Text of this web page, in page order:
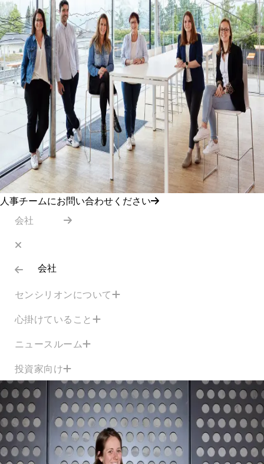
人事チームにお問い合わせください
会社
会社
センシリオンについて
心掛けていること
ニュースルーム
投資家向け